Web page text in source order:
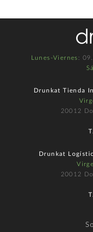
Lunes-Viernes :
Drunkat Tienda
20012
T.
Drunkat
20012
T.